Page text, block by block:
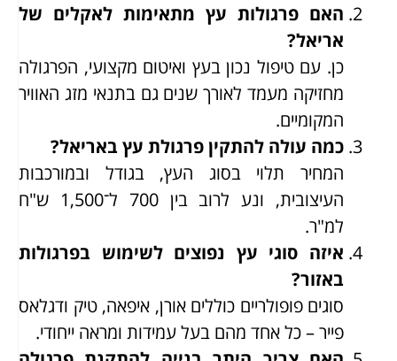
האם פרגולות עץ מתאימות לאקלים של
אריאל?
כן. עם טיפול נכון בעץ ואיטום מקצועי, הפרגולה
מחזיקה מעמד לאורך שנים גם בתנאי מזג האוויר
המקומיים.
כמה עולה להתקין פרגולת עץ באריאל?
המחיר תלוי בסוג העץ, בגודל ובמורכבות
העיצובית, ונע לרוב בין 700 ל־1,500 ש"ח
למ"ר.
איזה סוגי עץ נפוצים לשימוש בפרגולות
באזור?
סוגים פופולריים כוללים אורן, איפאה, טיק ודגלאס
פייר – כל אחד מהם בעל עמידות ומראה ייחודי.